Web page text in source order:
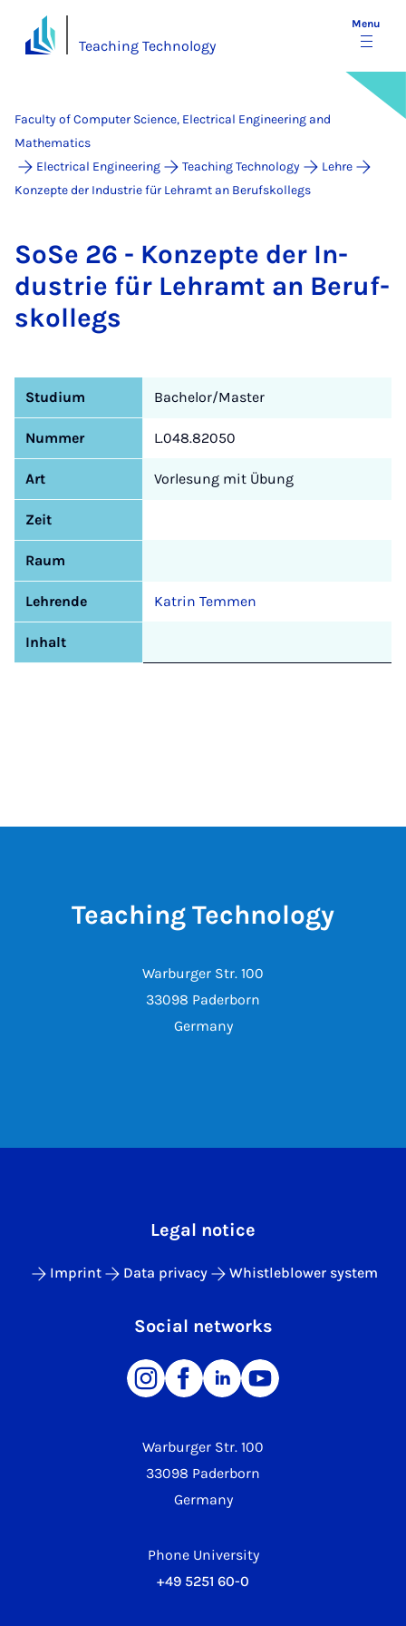
Teaching Technology
Menu
Faculty of Computer Science, Electrical Engineering and
Mathematics
Electrical Engineering
Teaching Technology
Lehre
Konzepte der Industrie für Lehramt an Berufskollegs
SoSe 26 - Konzepte der In­
dus­trie für Lehramt an Beruf­
skollegs
Studium Bachelor/Master
Nummer L.048.82050
Art Vorlesung mit Übung
Zeit
Raum
Lehrende Katrin Temmen
Inhalt
Teaching Technology
Warburger Str. 100
33098 Paderborn
Germany
Warburger Str. 100
33098 Paderborn
Germany
Phone University
+49 5251 60-0
Legal notice
Imprint Data privacy Whistleblower system
Social networks